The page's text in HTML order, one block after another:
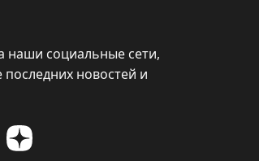
наши социальные сети,
новостей и